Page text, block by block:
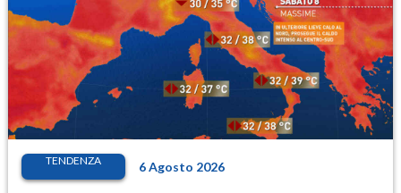
TENDENZA 6 Agosto 2026